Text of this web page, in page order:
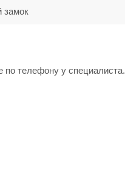
замок
по телефону у специалиста.